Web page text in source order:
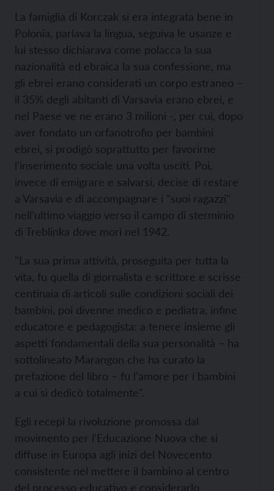
La famiglia di Korczak si era integrata bene in
Polonia, parlava la lingua, seguiva le usanze e
lui stesso dichiarava come polacca la sua
nazionalità ed ebraica la sua confessione, ma
gli ebrei erano considerati un corpo estraneo –
il 35% degli abitanti di Varsavia erano ebrei, e
nel Paese ve ne erano 3 milioni -, per cui, dopo
aver fondato un orfanotrofio per bambini
ebrei, si prodigò soprattutto per favorirne
l'inserimento sociale una volta usciti. Poi,
invece di emigrare e salvarsi, decise di restare
a Varsavia e di accompagnare i "suoi ragazzi"
nell’ultimo viaggio verso il campo di sterminio
di Treblinka dove morì nel 1942.
"La sua prima attività, proseguita per tutta la
vita, fu quella di giornalista e scrittore e scrisse
centinaia di articoli sulle condizioni sociali dei
bambini, poi divenne medico e pediatra, infine
educatore e pedagogista: a tenere insieme gli
aspetti fondamentali della sua personalità – ha
sottolineato Marangon che ha curato la
prefazione del libro – fu l'amore per i bambini
a cui si dedicò totalmente".
Egli recepì la rivoluzione promossa dal
movimento per l'Educazione Nuova che si
diffuse in Europa agli inizi del Novecento
consistente nel mettere il bambino al centro
del processo educativo e considerarlo